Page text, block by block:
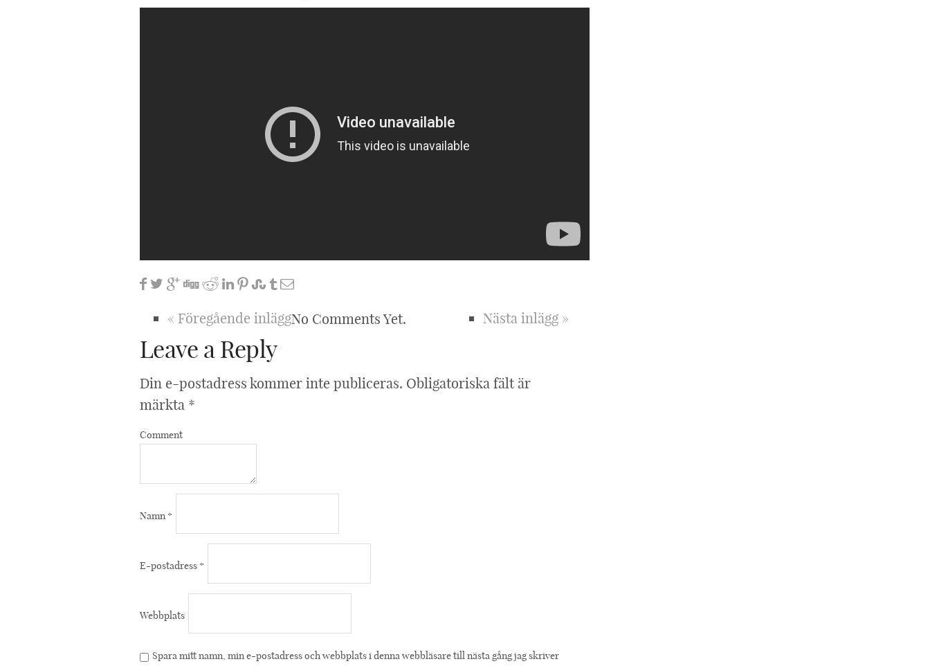
« Föregående inlägg Nästa inlägg »
No Comments Yet.
Leave a Reply
Din e-postadress kommer inte publiceras. Obligatoriska fält är
märkta *
Comment
Namn *
E-postadress *
Webbplats
Spara mitt namn, min e-postadress och webbplats i denna webbläsare till nästa gång jag skriver